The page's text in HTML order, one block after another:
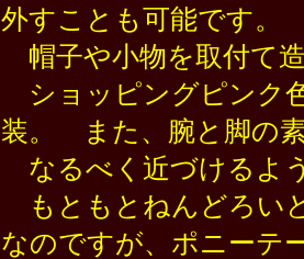
外すことも可能です。
帽子や小物を取付て
ショッピングピンク
装。 また、腕と脚の
なるべく近づけるよ
もともとねんどろい
なのですが、ポニーテ